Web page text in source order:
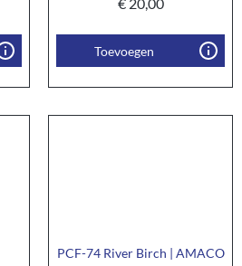
Toevoegen
PCF-74 River Birch | AMACO